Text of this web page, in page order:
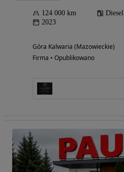
124 000 km Diesel
2023
Góra Kalwaria (Mazowieckie)
Firma • Opublikowano